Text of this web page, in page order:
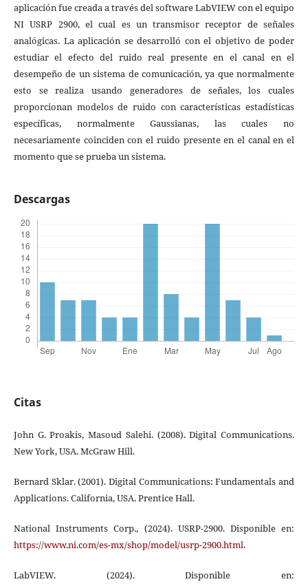
aplicación fue creada a través del software LabVIEW con el equipo
NI USRP 2900, el cual es un transmisor receptor de señales
analógicas. La aplicación se desarrolló con el objetivo de poder
estudiar el efecto del ruido real presente en el canal en el
desempeño de un sistema de comunicación, ya que normalmente
esto se realiza usando generadores de señales, los cuales
proporcionan modelos de ruido con características estadísticas
específicas, normalmente Gaussianas, las cuales no
necesariamente coinciden con el ruido presente en el canal en el
momento que se prueba un sistema.
Descargas
Citas
John G. Proakis, Masoud Salehi. (2008). Digital Communications.
New York, USA. McGraw Hill.
Bernard Sklar. (2001). Digital Communications: Fundamentals and
Applications. California, USA. Prentice Hall.
National Instruments Corp., (2024). USRP-2900. Disponible en:
https://www.ni.com/es-mx/shop/model/usrp-2900.html.
LabVIEW. (2024). Disponible en: